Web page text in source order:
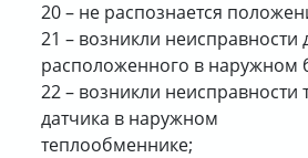
20 – не распознается
21 – возникли неисправности
расположенного в наружном
22 – возникли неисправности
датчика в наружном
теплообменнике;